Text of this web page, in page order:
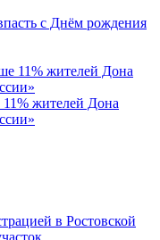
с Днём рождения
жителей Дона
в Ростовской